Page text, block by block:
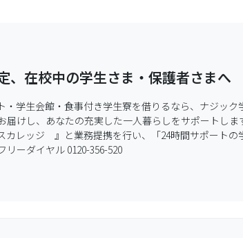
在校中の学生さま・保護者さまへ
学生会館・食事付き学生寮を借りるなら、ナジック
けし、あなたの充実した一人暮らしをサポートしま
レッジ　』と業務提携を行い、「24時間サポート
ーダイヤル 0120-356-520